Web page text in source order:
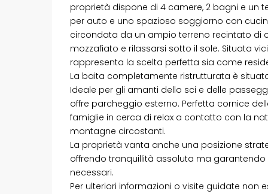
proprietà dispone di 4 camere, 2 bagni e un
per auto e uno spazioso soggiorno con
circondata da un ampio terreno recintato di
mozzafiato e rilassarsi sotto il sole. Situata
rappresenta la scelta perfetta sia come
La baita completamente ristrutturata è
Ideale per gli amanti dello sci e delle
offre parcheggio esterno. Perfetta cornice
famiglie in cerca di relax a contatto con la
montagne circostanti.
La proprietà vanta anche una posizione
offrendo tranquillità assoluta ma
necessari.
Per ulteriori informazioni o visite guidate non